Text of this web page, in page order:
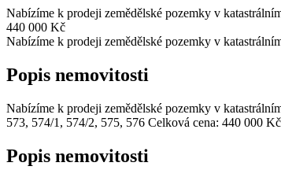
Nabízíme k prodeji zemědělské pozemky v
440 000 Kč
Nabízíme k prodeji zemědělské pozemky v
Popis nemovitosti
Nabízíme k prodeji zemědělské pozemky v
573, 574/1, 574/2, 575, 576 Celková cena: 440 000
Popis nemovitosti